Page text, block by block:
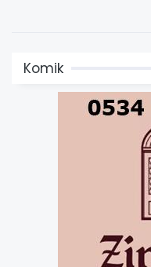
Komik